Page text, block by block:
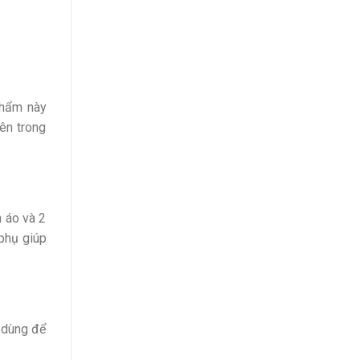
này
trong
áo và 2
giúp
để